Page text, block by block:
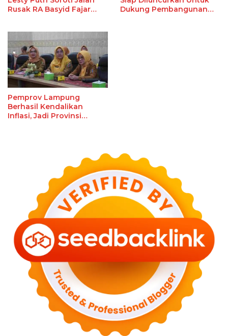
Rusak RA Basyid Fajar
Dukung Pembangunan
Pemprov Lampung
Berhasil Kendalikan
Inflasi, Jadi Provinsi